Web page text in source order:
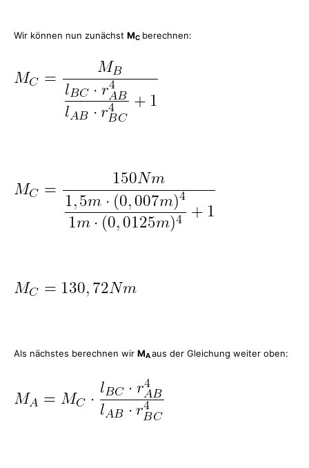
Wir können nun zunächst MC berechnen:
Als nächstes berechnen wir MAaus der Gleichung weiter oben: